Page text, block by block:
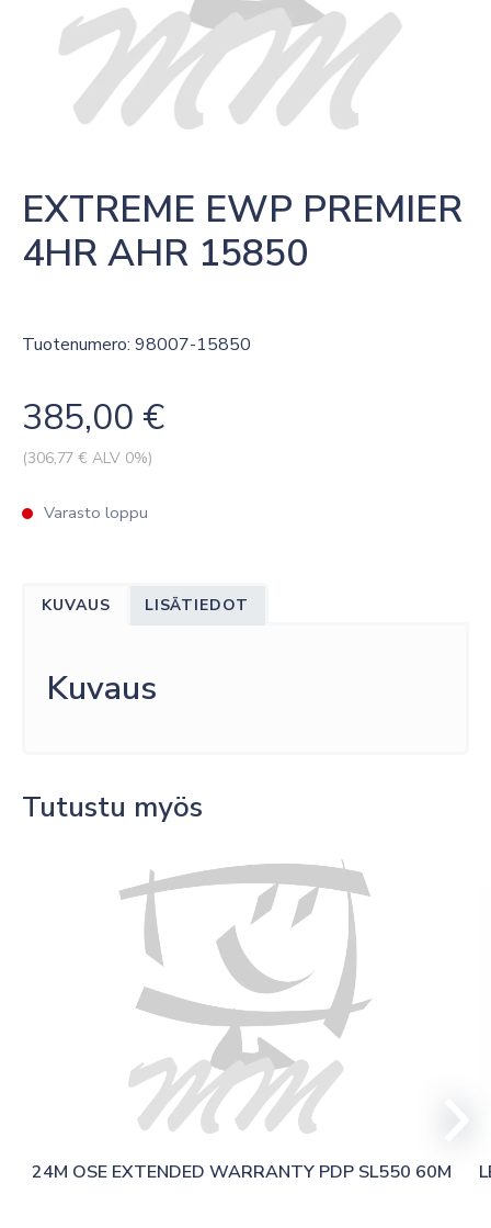
EXTREME EWP PREMIER
4HR AHR 15850
Tuotenumero: 98007-15850
385,00 €
(306,77 € ALV 0%)
Varasto loppu
KUVAUS LISÄTIEDOT
Kuvaus
Tutustu myös
24M OSE EXTENDED WARRANTY PDP SL550 60M